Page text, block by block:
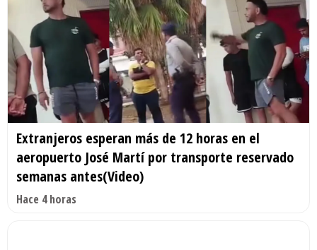
Extranjeros esperan más de 12 horas en el
aeropuerto José Martí por transporte reservado
semanas antes(Video)
Hace 4 horas